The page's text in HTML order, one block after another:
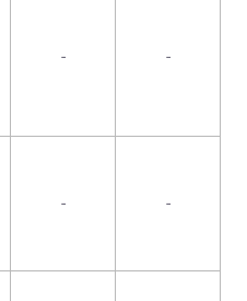
- -
- -